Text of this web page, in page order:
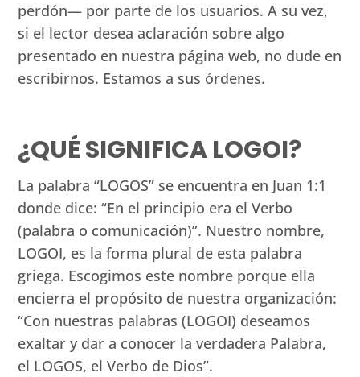
perdón— por parte de los usuarios. A su vez,
si el lector desea aclaración sobre algo
presentado en nuestra página web, no dude en
escribirnos. Estamos a sus órdenes.
¿QUÉ SIGNIFICA LOGOI?
La palabra “LOGOS” se encuentra en Juan 1:1
donde dice: “En el principio era el Verbo
(palabra o comunicación)”. Nuestro nombre,
LOGOI, es la forma plural de esta palabra
griega. Escogimos este nombre porque ella
encierra el propósito de nuestra organización:
“Con nuestras palabras (LOGOI) deseamos
exaltar y dar a conocer la verdadera Palabra,
el LOGOS, el Verbo de Dios”.